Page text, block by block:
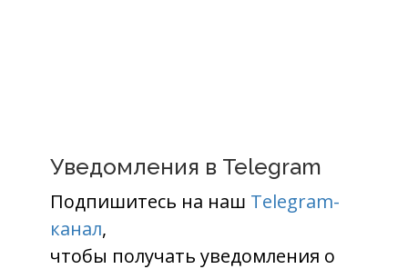
Уведомления в Telegram
Подпишитесь на наш Telegram-
канал,
чтобы получать уведомления о